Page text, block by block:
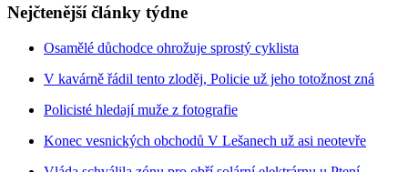
Nejčtenější články týdne
Osamělé důchodce ohrožuje sprostý cyklista
V kavárně řádil tento zloděj, Policie už jeho totožnost zná
Policisté hledají muže z fotografie
Konec vesnických obchodů V Lešanech už asi neotevře